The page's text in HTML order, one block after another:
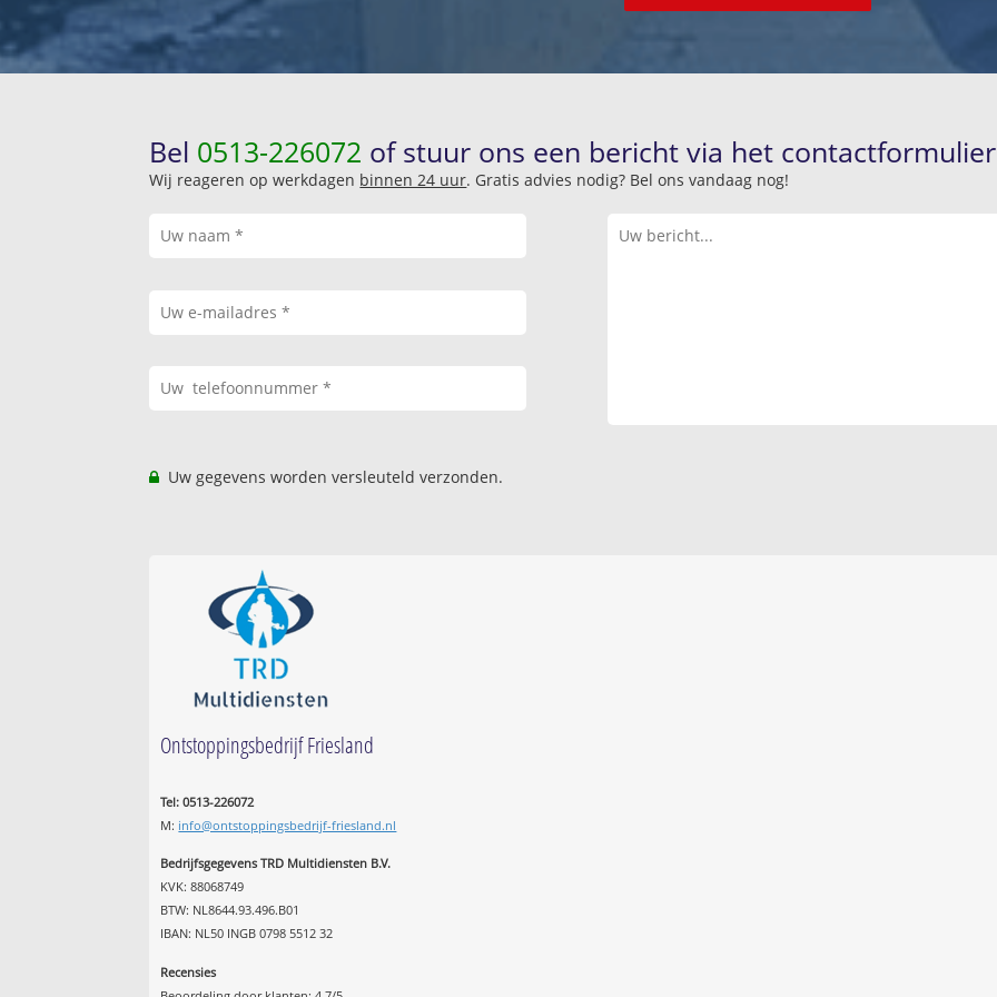
Bel 0513-226072 of stuur ons een bericht via het
Wij reageren op werkdagen binnen 24 uur. Gratis advies nodig? Bel ons vandaag nog!
Uw gegevens worden versleuteld verzonden.
Ontstoppingsbedrijf Friesland
Tel: 0513-226072
M: info@ontstoppingsbedrijf-friesland.nl
Bedrijfsgegevens TRD Multidiensten B.V.
KVK: 88068749
BTW: NL8644.93.496.B01
IBAN: NL50 INGB 0798 5512 32
Recensies